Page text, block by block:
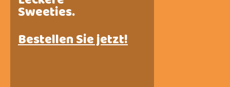
Sweeties.
Bestellen Sie jetzt!